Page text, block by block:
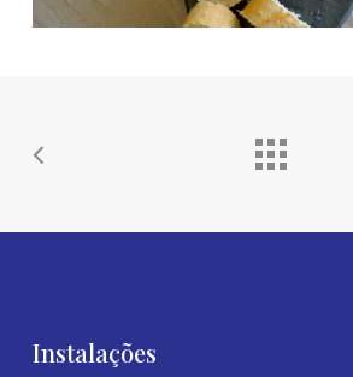
Instalações